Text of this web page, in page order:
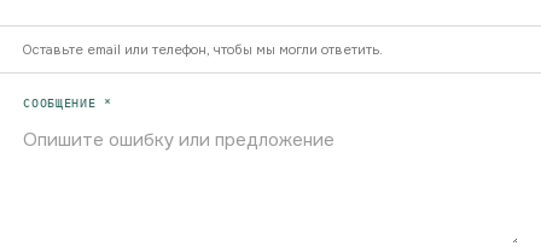
Оставьте email или телефон, чтобы мы могли ответить.
СООБЩЕНИЕ *